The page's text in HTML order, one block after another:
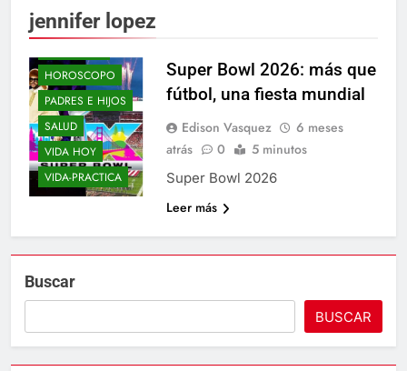
jennifer lopez
ELLOS Y ELLAS
HOROSCOPO
PADRES E HIJOS
SALUD
VIDA HOY
VIDA-PRACTICA
Super Bowl 2026: más que
fútbol, una fiesta mundial
Edison Vasquez
6 meses
atrás
0 5 minutos
Super Bowl 2026
Leer más
Buscar
BUSCAR